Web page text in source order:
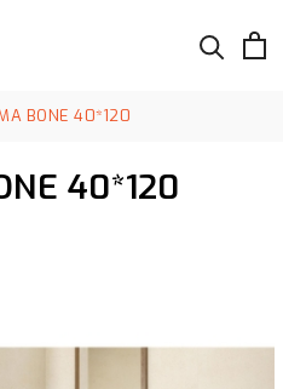
BONE 40*120
40*120